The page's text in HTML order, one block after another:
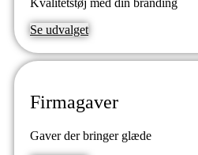
Se udvalget
Firmagaver
Gaver der bringer glæde